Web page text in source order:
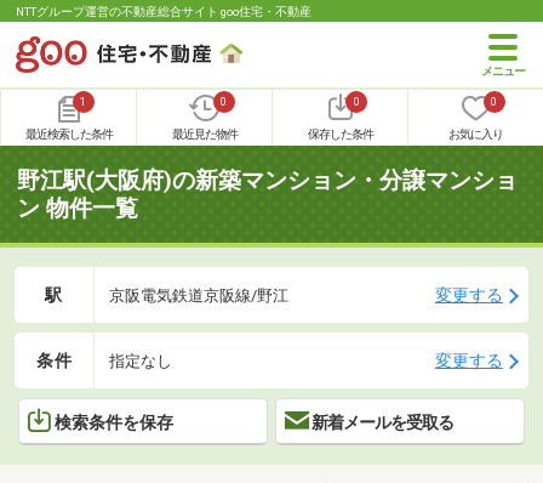
NTTグループ運営の不動産総合サイト goo住宅・不動産
1
最近検索した条件
0
最近見た物件
0
保存した条件
0
お気に入り
野江駅(大阪府)の新築マンション・分譲マンショ
ン 物件一覧
駅 京阪電気鉄道京阪線/野江 変更する
条件 指定なし 変更する
検索条件を保存 新着メールを受取る